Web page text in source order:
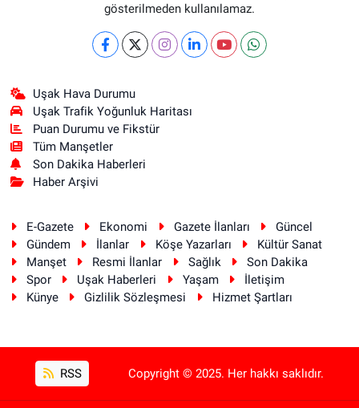
gösterilmeden kullanılamaz.
Uşak Hava Durumu
Uşak Trafik Yoğunluk Haritası
Puan Durumu ve Fikstür
Tüm Manşetler
Son Dakika Haberleri
Haber Arşivi
E-Gazete Ekonomi Gazete İlanları
Güncel
Gündem
İlanlar Köşe Yazarları
Kültür Sanat
Manşet
Resmi İlanlar Sağlık
Son Dakika
Spor
Uşak Haberleri Yaşam
İletişim
Künye
Gizlilik Sözleşmesi Hizmet Şartları
RSS Copyright © 2025. Her hakkı saklıdır.